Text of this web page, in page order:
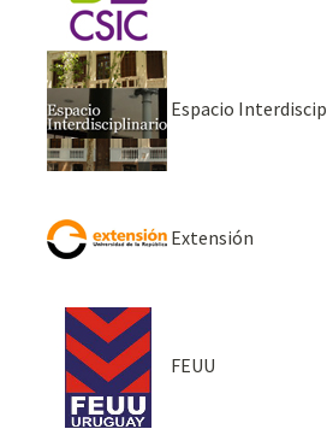
Espacio
Extensión
FEUU